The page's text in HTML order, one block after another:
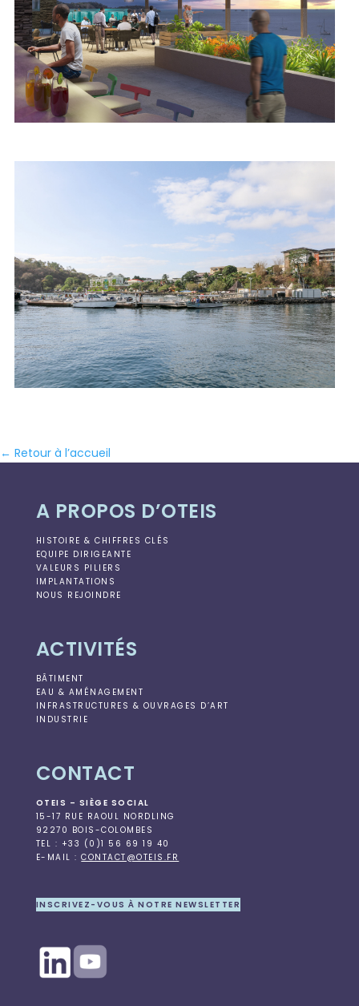
← Retour à l’accueil
A PROPOS D’OTEIS
HISTOIRE & CHIFFRES CLÉS
EQUIPE DIRIGEANTE
VALEURS PILIERS
IMPLANTATIONS
NOUS REJOINDRE
ACTIVITÉS
BÂTIMENT
EAU & AMÉNAGEMENT
INFRASTRUCTURES & OUVRAGES D’ART
INDUSTRIE
CONTACT
OTEIS – SIÈGE SOCIAL
15-17 RUE RAOUL NORDLING
92270 BOIS-COLOMBES
TEL : +33 (0)1 56 69 19 40
E-MAIL :CONTACT@OTEIS.FR
INSCRIVEZ-VOUS À NOTRE NEWSLETTER